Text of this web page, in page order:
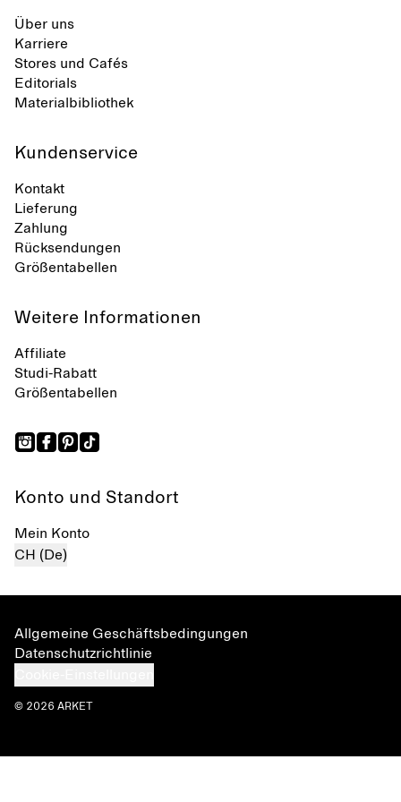
Über uns
Karriere
Stores und Cafés
Editorials
Materialbibliothek
Kundenservice
Kontakt
Lieferung
Zahlung
Rücksendungen
Größentabellen
Weitere Informationen
Affiliate
Studi-Rabatt
Größentabellen
Konto und Standort
Mein Konto
CH (De)
Allgemeine Geschäftsbedingungen
Datenschutzrichtlinie
© 2026 ARKET